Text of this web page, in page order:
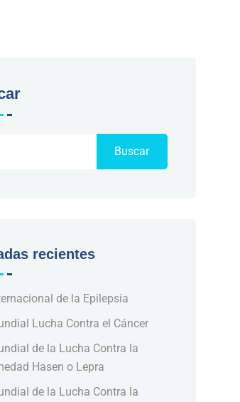
Buscar
recientes
de la Epilepsia
Lucha Contra el Cáncer
de la Lucha Contra la
Hasen o Lepra
de la Lucha Contra la